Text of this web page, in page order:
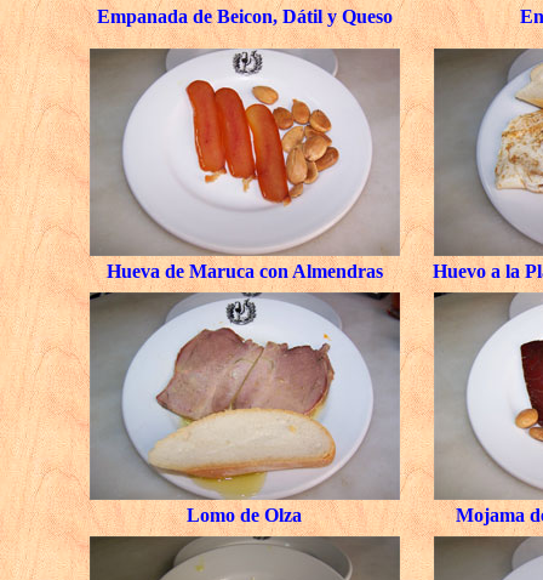
Empanada de Beicon, Dátil y Queso
Hueva de Maruca con Almendras Huevo a la
Lomo de Olza Mojama